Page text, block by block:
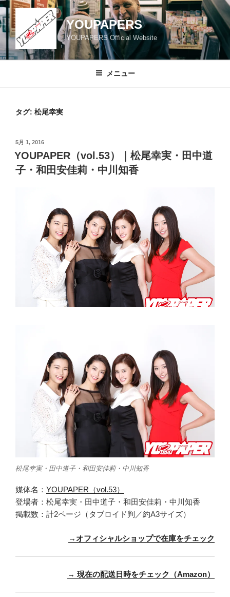
コ
ン
テ
ツ
YOUPAPERS
YOUPAPERS Official Website
メニュー
タグ: 松尾幸実
投
稿
日:
5月 1, 2016
YOUPAPER（vol.53）｜松尾幸実・田中道
子・和田安佳莉・中川知香
松尾幸実・田中道子・和田安佳莉・中川知香
媒体名： YOUPAPER（vol.53）
登場者：松尾幸実・田中道子・和田安佳莉・中川知香
掲載数：計2ページ（タブロイド判／約A3サイズ）
→オフィシャルショップで在庫をチェック
→ 現在の配送日時をチェック（Amazon）